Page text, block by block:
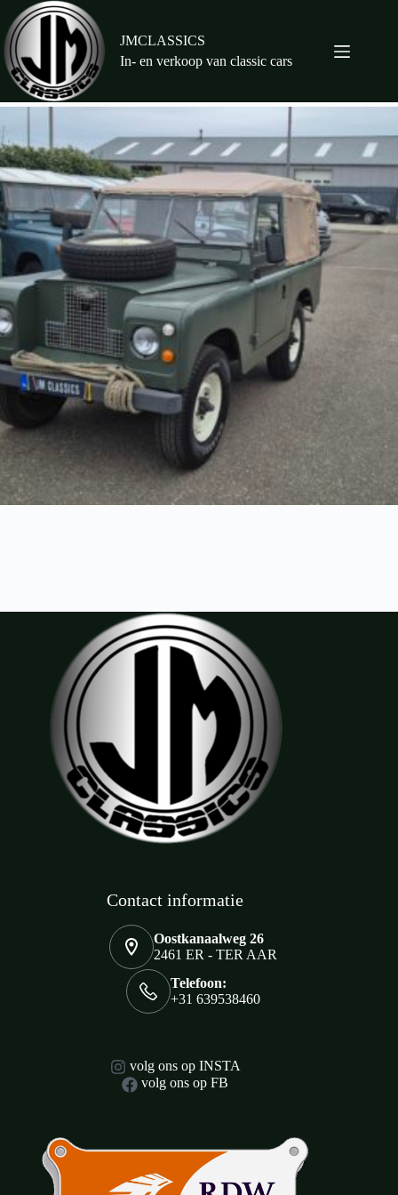
naar
de
inhoud
JMCLASSICS
In- en verkoop van classic cars
Contact informatie
Oostkanaalweg 26
2461 ER - TER AAR
Telefoon:
+31 639538460
volg ons op INSTA
volg ons op FB